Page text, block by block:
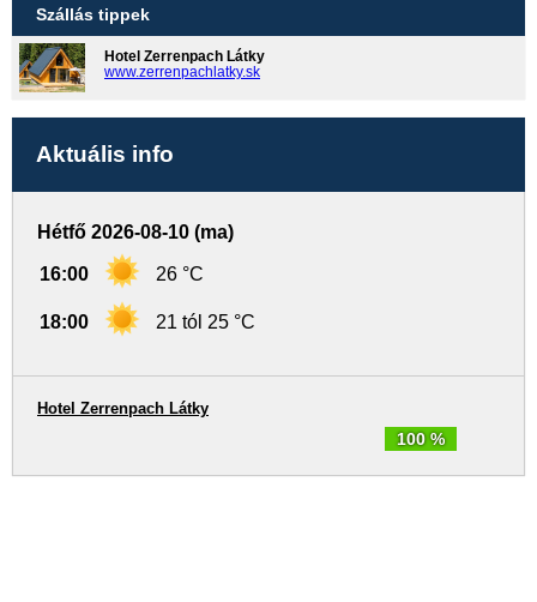
Szállás tippek
Hotel Zerrenpach Látky
www.zerrenpachlatky.sk
Aktuális info
Hétfő 2026-08-10 (ma)
16:00 26 °C
18:00 21 tól 25 °C
100 %
Hotel Zerrenpach Látky